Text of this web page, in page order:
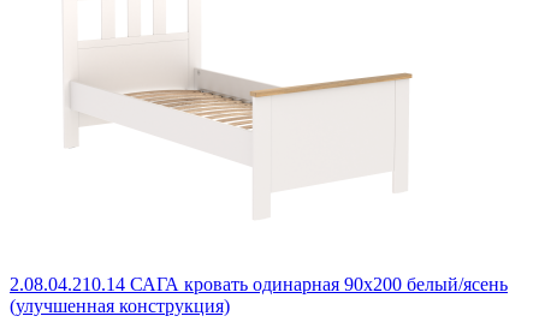
2.08.04.210.14 САГА кровать одинарная 90х200 белый/ясень
(улучшенная конструкция)